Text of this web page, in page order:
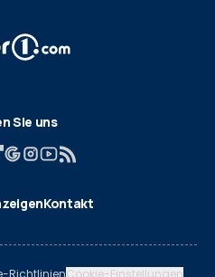
Sie uns
Kontakt